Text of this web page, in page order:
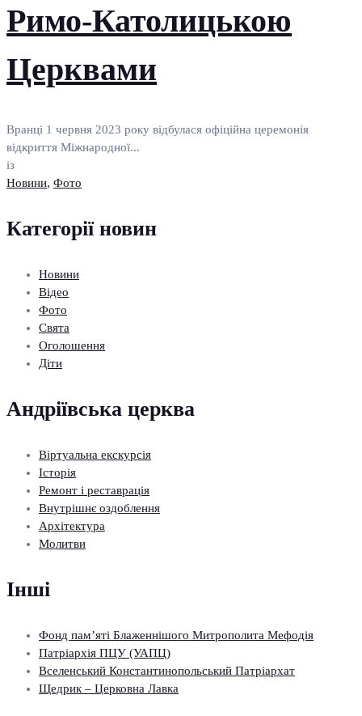
Римо-Католицькою
Церквами
Вранці 1 червня 2023 року відбулася офіційна церемонія
відкриття Міжнародної...
із
Новини, Фото
Категорії новин
Новини
Відео
Фото
Свята
Оголошення
Діти
Андріївська церква
Віртуальна екскурсія
Історія
Ремонт і реставрація
Внутрішнє оздоблення
Архітектура
Молитви
Інші
Фонд пам’яті Блаженнішого Митрополита Мефодія
Патріархія ПЦУ (УАПЦ)
Вселенський Константинопольський Патріархат
Щедрик – Церковна Лавка